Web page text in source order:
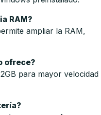
RAM?
ampliar la RAM,
ofrece?
para mayor velocidad